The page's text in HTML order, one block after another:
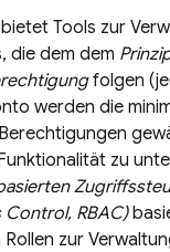
bietet Tools zur
die dem dem
folgen
werden die
zu
RBAC)
zur